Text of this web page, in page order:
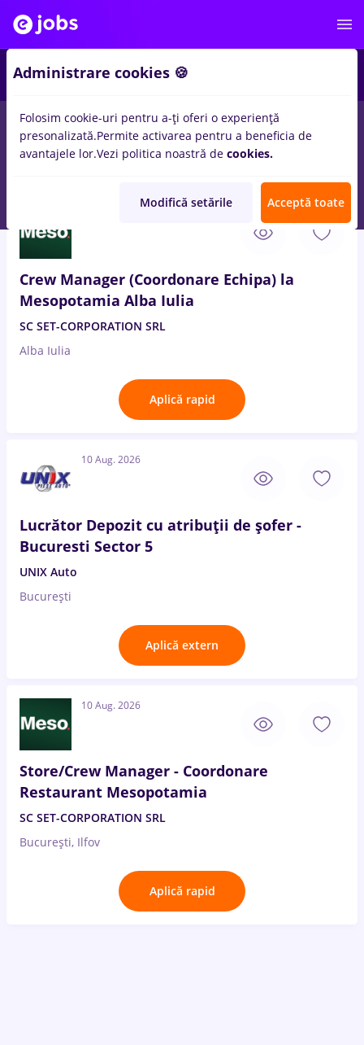
Salarii Remote (de acasă) București Cluj-
Crew Manager (Coordonare Echipa) la
Mesopotamia Alba Iulia
SC SET-CORPORATION SRL
Alba Iulia
Aplică rapid
10 Aug. 2026
Lucrător Depozit cu atribuții de șofer -
Bucuresti Sector 5
UNIX Auto
București
Aplică extern
10 Aug. 2026
Store/Crew Manager - Coordonare
Restaurant Mesopotamia
SC SET-CORPORATION SRL
București, Ilfov
Aplică rapid
Administrare cookies 🍪
Folosim cookie-uri pentru a-ți oferi o experiență
presonalizată.Permite activarea pentru a beneficia de
avantajele lor.Vezi politica noastră de cookies.
Modifică setările Acceptă toate